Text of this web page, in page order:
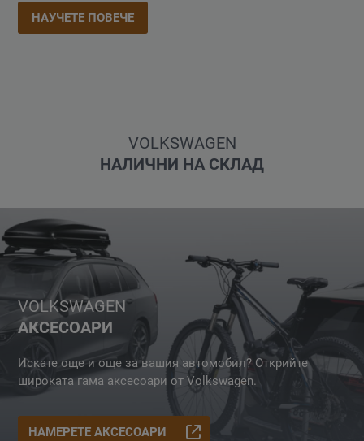
НАУЧЕТЕ ПОВЕЧЕ
VOLKSWAGEN
НАЛИЧНИ НА СКЛАД
VOLKSWAGEN
АКСЕСОАРИ
Искате още и още за вашия автомобил? Открийте
широката гама аксесоари от Volkswagen.
НАМЕРЕТЕ АКСЕСОАРИ